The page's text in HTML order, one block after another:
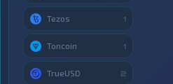
Tezos 1
Toncoin 1
TrueUSD 2